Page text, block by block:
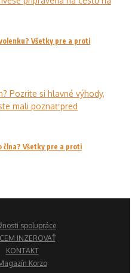
Všetky pre a proti
člna? Všetky pre a proti
spolupráce
INZEROVAŤ
KONTAKT
Korzo